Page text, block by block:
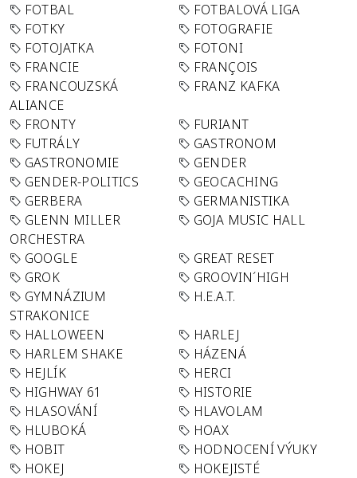
FOTBAL
FOTBALOVÁ LIGA
FOTKY
FOTOGRAFIE
FOTOJATKA
FOTONI
FRANCIE
FRANÇOIS
FRANCOUZSKÁ
ALIANCE
FRANZ KAFKA
FRONTY
FURIANT
FUTRÁLY
GASTRONOM
GASTRONOMIE
GENDER
GENDER-POLITICS
GEOCACHING
GERBERA
GERMANISTIKA
GLENN MILLER
ORCHESTRA
GOJA MUSIC HALL
GOOGLE
GREAT RESET
GROK
GROOVIN´HIGH
GYMNÁZIUM
STRAKONICE
H.E.A.T.
HALLOWEEN
HARLEJ
HARLEM SHAKE
HÁZENÁ
HEJLÍK
HERCI
HIGHWAY 61
HISTORIE
HLASOVÁNÍ
HLAVOLAM
HLUBOKÁ
HOAX
HOBIT
HODNOCENÍ VÝUKY
HOKEJ
HOKEJISTÉ